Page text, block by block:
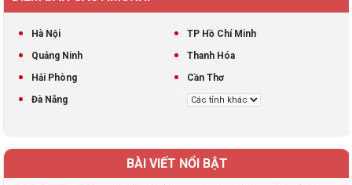
Hà Nội
TP Hồ Chí Minh
Quảng Ninh
Thanh Hóa
Hải Phòng
Cần Thơ
Đà Nẵng
BÀI VIẾT NỔI BẬT